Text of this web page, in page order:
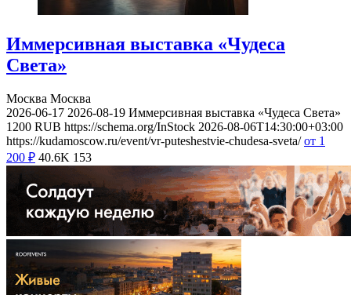
Иммерсивная выставка «Чудеса
Света»
Москва Москва
2026-06-17 2026-08-19 Иммерсивная выставка «Чудеса Света»
1200 RUB https://schema.org/InStock 2026-08-06T14:30:00+03:00
https://kudamoscow.ru/event/vr-puteshestvie-chudesa-sveta/ от 1
200 ₽ 40.6K 153